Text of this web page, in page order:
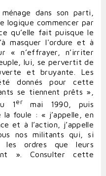
dans son parti,
logique commencer par
qu’elle fait puisque le
masquer l'ordure et à
« n’effrayer, n’irriter
lui, se pervertit de
et bruyante. Les
donnés pour cette
se tiennent prêts »,
1er mai 1990, puis
la foule : « j’appelle, en
et à l’action, j’appelle
nos militants qui, si
les ordres que leurs
». Consulter cette